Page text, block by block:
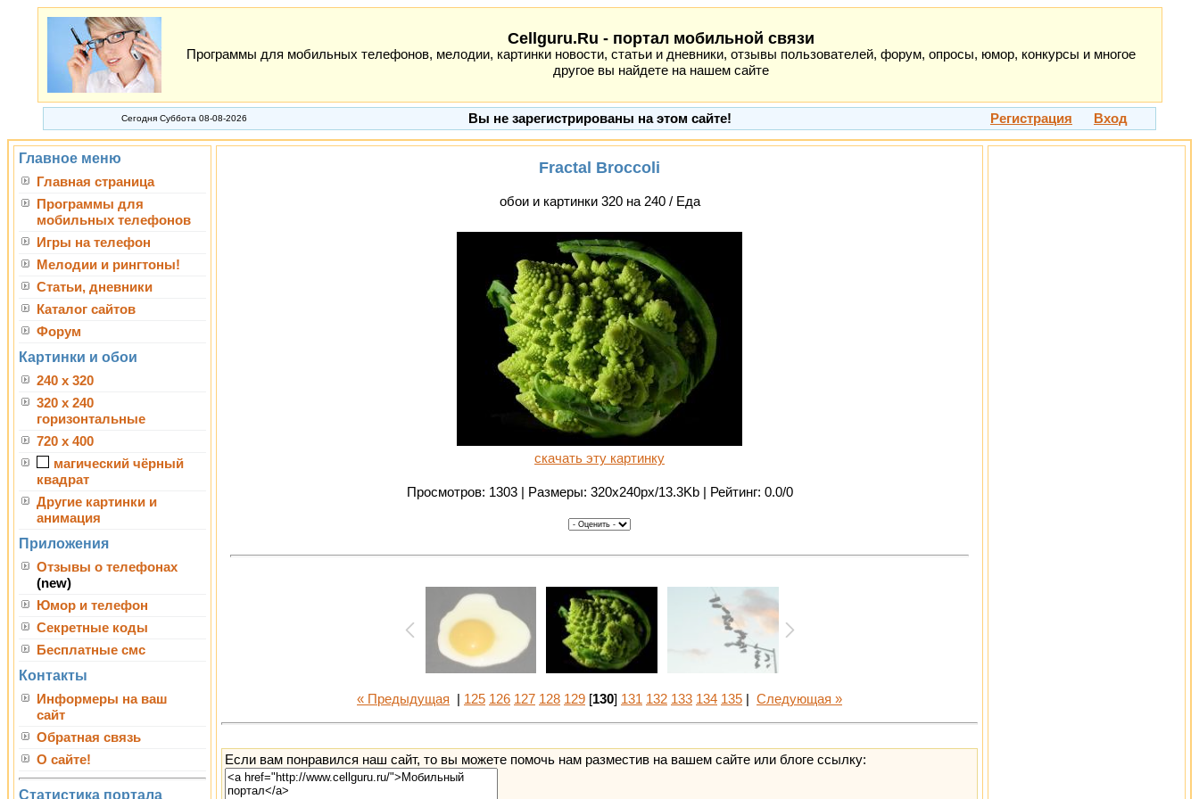
Cellguru.Ru - портал мобильной связи
Программы для мобильных телефонов, мелодии, картинки новости, статьи и дневники, отзывы пользователей, форум, опросы, юмор, конкурсы и многое
другое вы найдете на нашем сайте
Сегодня Суббота 08-08-2026 Вы не зарегистрированы на этом сайте! Регистрация Вход
Главное меню
Главная страница
Программы для
мобильных телефонов
Игры на телефон
Мелодии и рингтоны!
Статьи, дневники
Каталог сайтов
Форум
Картинки и обои
240 x 320
320 x 240
горизонтальные
720 x 400
магический чёрный
квадрат
Другие картинки и
анимация
Приложения
Отзывы о телефонах
(new)
Юмор и телефон
Секретные коды
Бесплатные смс
Контакты
Информеры на ваш
сайт
Обратная связь
О сайте!
Статистика портала
Fractal Broccoli
обои и картинки 320 на 240 / Еда
скачать эту картинку
Просмотров: 1303 | Размеры: 320x240px/13.3Kb | Рейтинг: 0.0/0
« Предыдущая 125 126 127 128 129 [130] 131 132 133 134 135 Следующая »
Если вам понравился наш сайт, то вы можете помочь нам разместив на вашем сайте или блоге ссылку: